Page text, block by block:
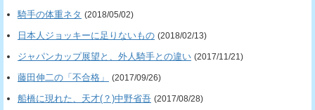
騎手の体重ネタ (2018/05/02)
日本人ジョッキーに足りないもの (2018/02/13)
ジャパンカップ展望と、外人騎手との違い (2017/11/21)
藤田伸二の「不合格」 (2017/09/26)
船橋に現れた、天才(？)中野省吾 (2017/08/28)